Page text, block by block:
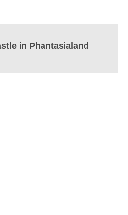
in Phantasialand